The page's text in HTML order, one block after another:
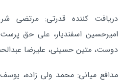
دریافت کننده قدرتی: مرتضی
امیرحسین اسفندیار، علی حق
دوست، متین حسینی، علیرضا
مدافع میانی: محمد ولی زاده،